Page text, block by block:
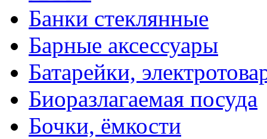
Банки стеклянные
Барные аксессуары
Батарейки,
Биоразлагаемая посуда
Бочки, ёмкости